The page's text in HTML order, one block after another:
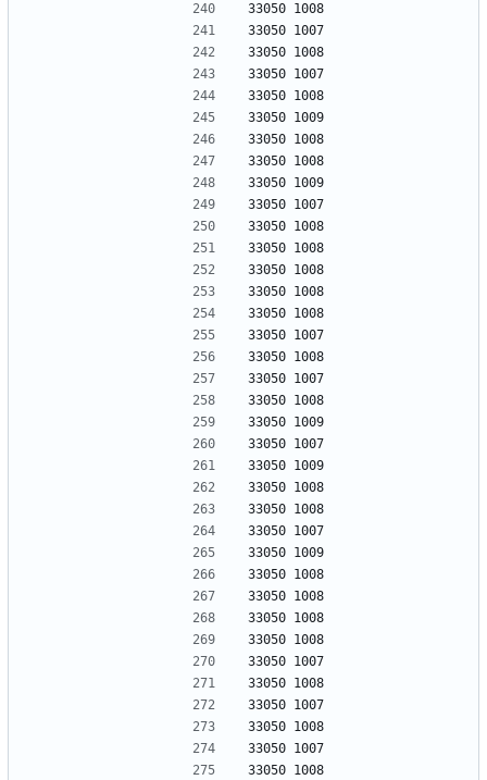
33050 1008
33050 1007
33050 1008
33050 1007
33050 1008
33050 1009
33050 1008
33050 1008
33050 1009
33050 1007
33050 1008
33050 1008
33050 1008
33050 1008
33050 1008
33050 1007
33050 1008
33050 1007
33050 1008
33050 1009
33050 1007
33050 1009
33050 1008
33050 1008
33050 1007
33050 1009
33050 1008
33050 1008
33050 1008
33050 1008
33050 1007
33050 1008
33050 1007
33050 1008
33050 1007
33050 1008